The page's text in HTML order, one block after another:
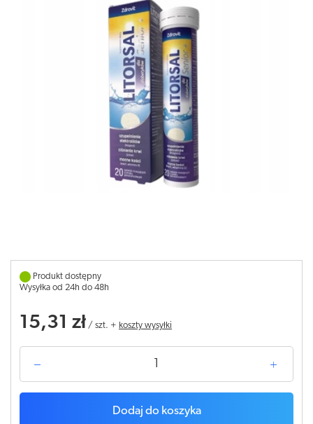
Produkt dostępny
Wysyłka od 24h do 48h
15,31 zł / szt. + koszty wysyłki
Dodaj do koszyka